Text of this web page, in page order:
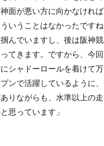
面が悪い方に向かなけれ
いうことはなかったです
んでいますし、後は阪神
てきます。ですから、今
シャドーロールを着けて
ンで活躍しているように
りながらも、水準以上の
思っています」